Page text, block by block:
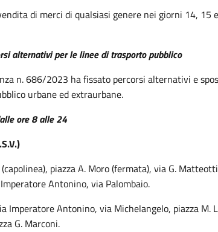
di merci di qualsiasi genere nei giorni 14, 15
alternativi per le linee di trasporto pubblico
n. 686/2023 ha fissato percorsi alternativi e
urbane ed extraurbane.
ore 8 alle 24
(capolinea), piazza A. Moro (fermata), via G.
Antonino, via Palombaio.
Imperatore Antonino, via Michelangelo, piazza M.
G. Marconi.